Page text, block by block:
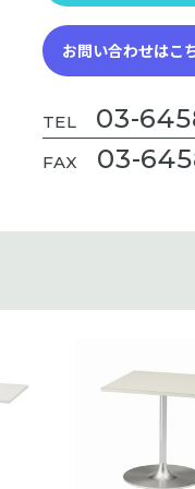
お問い合わせはこ
TEL 03-
FAX 03-